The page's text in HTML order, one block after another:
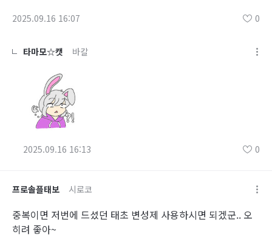
2025.09.16 16:07 0
타마모☆캣 바칼
2025.09.16 16:13 0
프로솔플태보 시로코
중복이면 저번에 드셨던 태초 변성제 사용하시면 되겠군.. 오
히려 좋아~